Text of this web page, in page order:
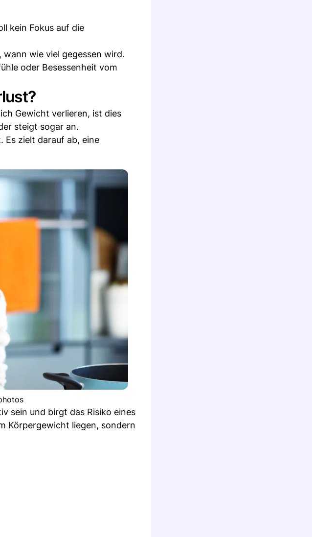
kein Fokus auf die
wie viel gegessen wird.
oder Besessenheit vom
Gewicht verlieren, ist dies
steigt sogar an.
Es zielt darauf ab, eine
sein und birgt das Risiko eines
Körpergewicht liegen, sondern